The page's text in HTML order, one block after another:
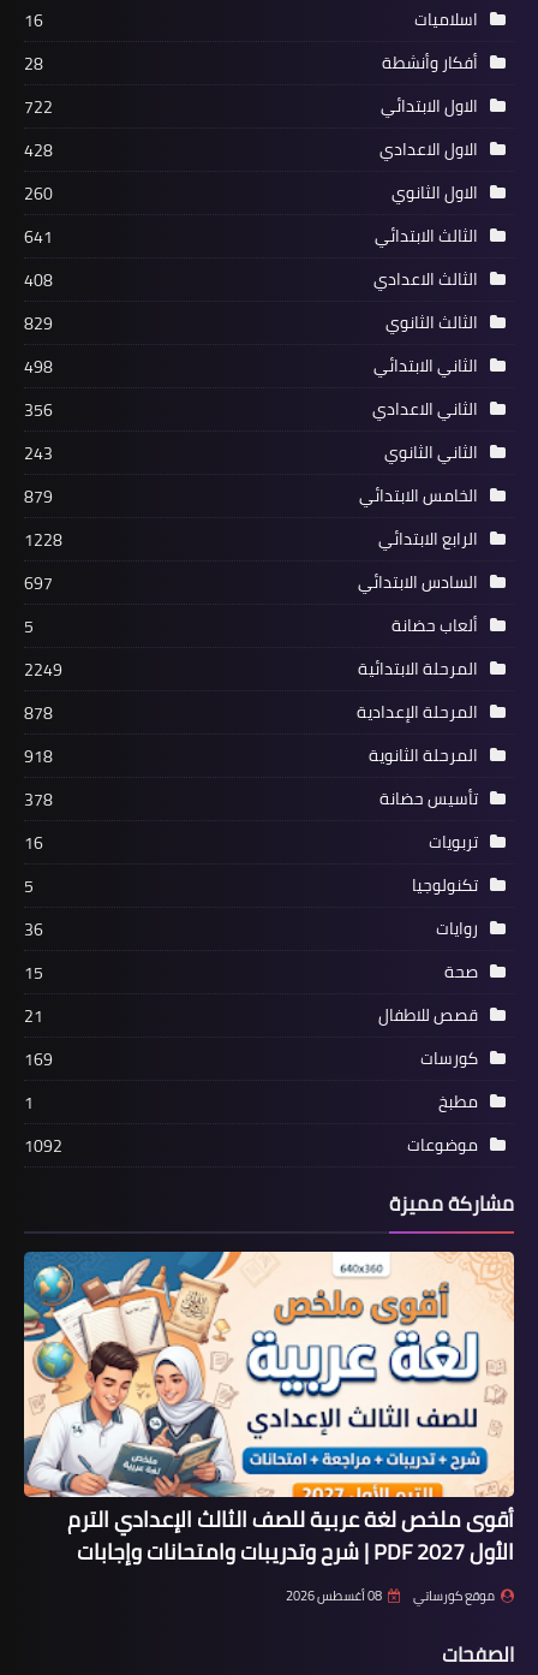
اسلاميات
16
أفكار وأنشطة
28
الاول الابتدائي
722
الاول الاعدادي
428
الاول الثانوي
260
الثالث الابتدائي
641
الثالث الاعدادي
408
الثالث الثانوي
829
الثاني الابتدائي
498
الثاني الاعدادي
356
الثاني الثانوي
243
الخامس الابتدائي
879
الرابع الابتدائي
1228
السادس الابتدائي
697
ألعاب حضانة
5
المرحلة الابتدائية
2249
المرحلة الإعدادية
878
المرحلة الثانوية
918
تأسيس حضانة
378
تربويات
16
تكنولوجيا
5
روايات
36
صحة
15
قصص للاطفال
21
كورسات
169
مطبخ
1
موضوعات
1092
مشاركة مميزة
أقوى ملخص لغة عربية للصف الثالث الإعدادي الترم
الأول 2027 PDF | شرح وتدريبات وامتحانات وإجابات
موقع كورساتي 08 أغسطس 2026
الصفحات